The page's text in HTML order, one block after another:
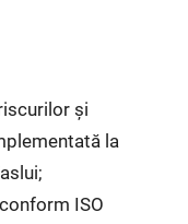
şi
la
ISO